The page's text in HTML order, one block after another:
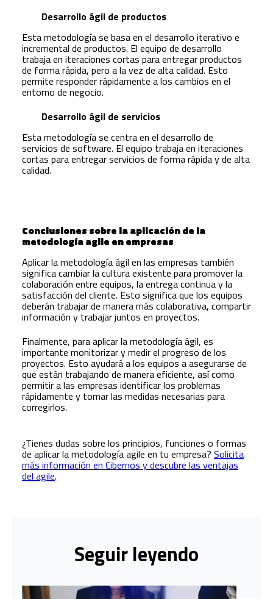
Desarrollo ágil de productos
Esta metodología se basa en el desarrollo iterativo e
incremental de productos. El equipo de desarrollo
trabaja en iteraciones cortas para entregar productos
de forma rápida, pero a la vez de alta calidad. Esto
permite responder rápidamente a los cambios en el
entorno de negocio.
Desarrollo ágil de servicios
Esta metodología se centra en el desarrollo de
servicios de software. El equipo trabaja en iteraciones
cortas para entregar servicios de forma rápida y de alta
calidad.
Conclusiones sobre la aplicación de la
metodología agile en empresas
Aplicar la metodología ágil en las empresas también
significa cambiar la cultura existente para promover la
colaboración entre equipos, la entrega continua y la
satisfacción del cliente. Esto significa que los equipos
deberán trabajar de manera más colaborativa, compartir
información y trabajar juntos en proyectos.
Finalmente, para aplicar la metodología ágil, es
importante monitorizar y medir el progreso de los
proyectos. Esto ayudará a los equipos a asegurarse de
que están trabajando de manera eficiente, así como
permitir a las empresas identificar los problemas
rápidamente y tomar las medidas necesarias para
corregirlos.
¿Tienes dudas sobre los principios, funciones o formas
de aplicar la metodología agile en tu empresa? Solicita
más información en Cibernos y descubre las ventajas
del agile.
Seguir leyendo